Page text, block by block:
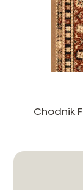
Chodnik